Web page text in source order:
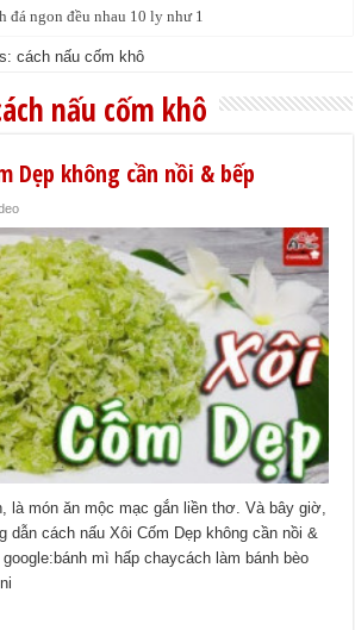
đá ngon đều nhau 10 ly như 1
cách nấu cốm khô
nấu cốm khô
Dẹp không cần nồi & bếp
là món ăn mộc mạc gắn liền thơ. Và bây giờ,
dẫn cách nấu Xôi Cốm Dẹp không cần nồi &
mì hấp chaycách làm bánh bèo